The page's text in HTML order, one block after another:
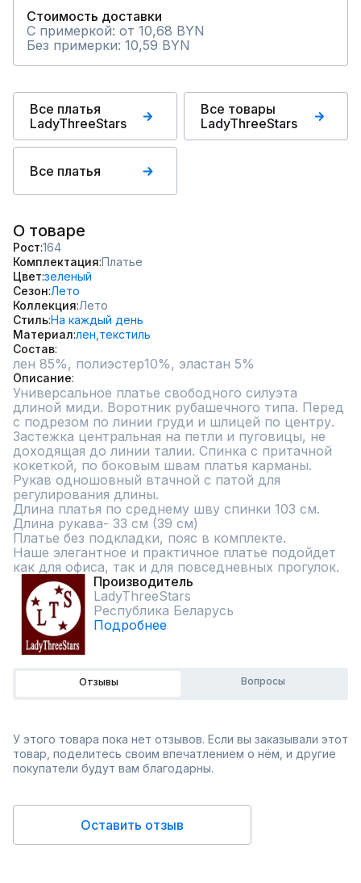
Стоимость доставки
С примеркой: от 10,68 BYN
Без примерки: 10,59 BYN
Все платья
LadyThreeStars
Все товары
LadyThreeStars
Все платья
О товаре
Рост 164
Комплектация Платье
Цвет зеленый
Сезон Лето
Коллекция Лето
СтильНа каждый день
Материал лен, текстиль
Состав
лен 85%, полиэстер10%, эластан 5%
Описание
Универсальное платье свободного силуэта
длиной миди. Воротник рубашечного типа. Перед
с подрезом по линии груди и шлицей по центру.
Застежка центральная на петли и пуговицы, не
доходящая до линии талии. Спинка с притачной
кокеткой, по боковым швам платья карманы.
Рукав одношовный втачной с патой для
регулирования длины.
Длина платья по среднему шву спинки 103 см.
Длина рукава- 33 см (39 см)
Платье без подкладки, пояс в комплекте.
Наше элегантное и практичное платье подойдет
как для офиса, так и для повседневных прогулок.
Производитель
LadyThreeStars
Республика Беларусь
Подробнее
Отзывы Вопросы
У этого товара пока нет отзывов. Если вы заказывали этот
товар, поделитесь своим впечатлением о нём, и другие
покупатели будут вам благодарны.
Оставить отзыв